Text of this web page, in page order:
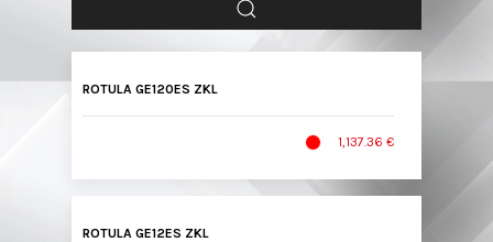
ROTULA GE120ES ZKL
1,137.36 €
ROTULA GE12ES ZKL